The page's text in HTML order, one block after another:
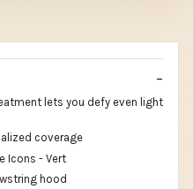
lets you defy even light
coverage
Icons - Vert
hood